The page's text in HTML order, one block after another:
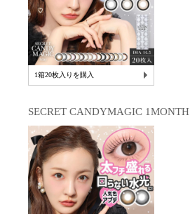
1箱20枚入りを購入
SECRET CANDYMAGIC 1MONTH